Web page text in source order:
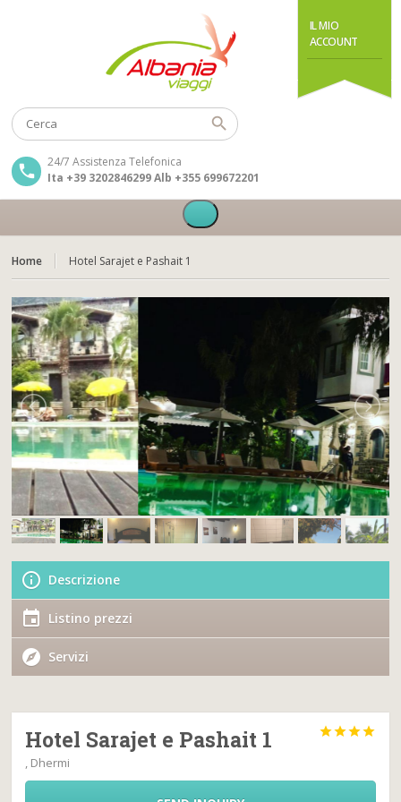
IL MIO
ACCOUNT
24/7 Assistenza Telefonica
Ita +39 3202846299 Alb +355 699672201
Home Hotel Sarajet e Pashait 1
Descrizione
Listino prezzi
Servizi
Hotel Sarajet e Pashait 1 
, Dhermi